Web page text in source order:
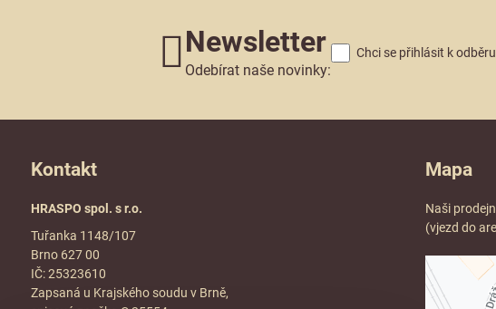
Newsletter
Odebírat naše novinky:
Chci se přihlásit k
Kontakt
HRASPO spol. s r.o.
Tuřanka 1148/107
Brno 627 00
IČ: 25323610
Zapsaná u Krajského soudu v Brně,
Mapa
Naši
(vjezd do